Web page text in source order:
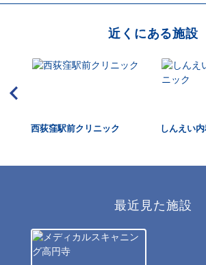
近くにある施設
西荻窪駅前クリニック しんえい
最近見た施設